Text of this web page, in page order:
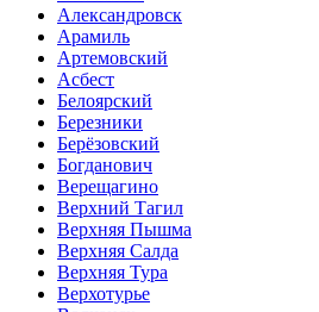
Александровск
Арамиль
Артемовский
Асбест
Белоярский
Березники
Берёзовский
Богданович
Верещагино
Верхний Тагил
Верхняя Пышма
Верхняя Салда
Верхняя Тура
Верхотурье